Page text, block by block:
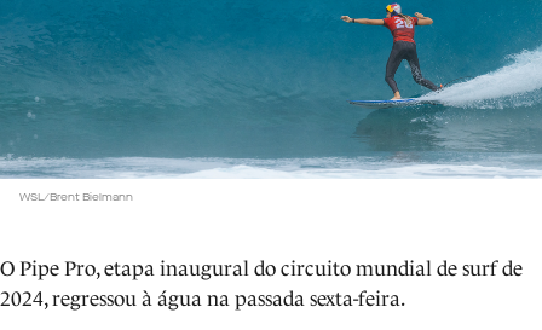
WSL/Brent Bielmann
O Pipe Pro, etapa inaugural do circuito mundial de surf de
2024, regressou à água na passada sexta-feira.